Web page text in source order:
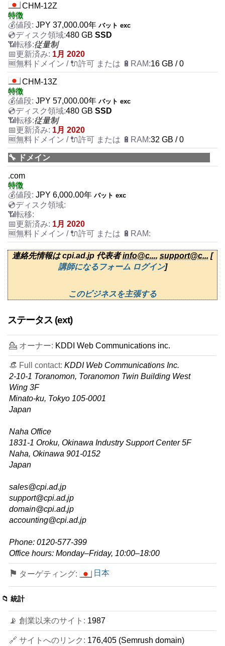
CHM-12Z
特徴
JPY 37,000.00年 バット exc
480 GB SSD
従量制
1月 2020
16 GB / 0
CHM-13Z
特徴
JPY 57,000.00年 バット exc
480 GB SSD
従量制
1月 2020
32 GB / 0
🔧 ドメイン
.com
特徴
JPY 6,000.00年 バット exc
1月 2020
連絡先情報は cpi.ad.jp 代表者info@c..., support@c... [
講師になるフォーム ログイン]
このビジネスを主張する
ステータス (ext)
💁 オーナー: KDDI Web Communications inc.
👒 Full contact: KDDI Web Communications Inc.
2-10-1 Toranomon, Toranomon Twin Building West
Wing 3F
Minato-ku, Tokyo 105-0001
Japan
Naha Office
1831-1 Oroku, Okinawa Industry Support Center 5F
Naha, Okinawa 901-0152
Japan
sales@cpi.ad.jp
support@cpi.ad.jp
domain@cpi.ad.jp
accounting@cpi.ad.jp
Phone: 0120-577-399
Office hours: Monday–Friday, 10:00–18:00
⚑ ターゲティング: 日本
📁 統計
📡 創業以来のサイト: 1987
🔗 サイトへのリンク: 176,405 (Semrush domain)